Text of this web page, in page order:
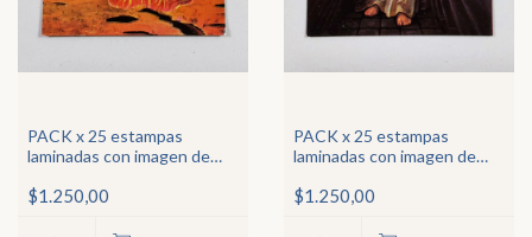
PACK x 25 estampas
laminadas con imagen de
$1.250,00
PACK x 25 estampas
laminadas con imagen de
$1.250,00